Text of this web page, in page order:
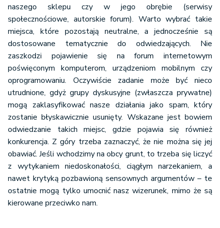
naszego sklepu czy w jego obrębie (serwisy
społecznościowe, autorskie forum). Warto wybrać takie
miejsca, które pozostają neutralne, a jednocześnie są
dostosowane tematycznie do odwiedzających. Nie
zaszkodzi pojawienie się na forum internetowym
poświęconym komputerom, urządzeniom mobilnym czy
oprogramowaniu. Oczywiście zadanie może być nieco
utrudnione, gdyż grupy dyskusyjne (zwłaszcza prywatne)
mogą zaklasyfikować nasze działania jako spam, który
zostanie błyskawicznie usunięty. Wskazane jest bowiem
odwiedzanie takich miejsc, gdzie pojawia się również
konkurencja. Z góry trzeba zaznaczyć, że nie można się jej
obawiać. Jeśli wchodzimy na obcy grunt, to trzeba się liczyć
z wytykaniem niedoskonałości, ciągłym narzekaniem, a
nawet krytyką pozbawioną sensownych argumentów – te
ostatnie mogą tylko umocnić nasz wizerunek, mimo że są
kierowane przeciwko nam.